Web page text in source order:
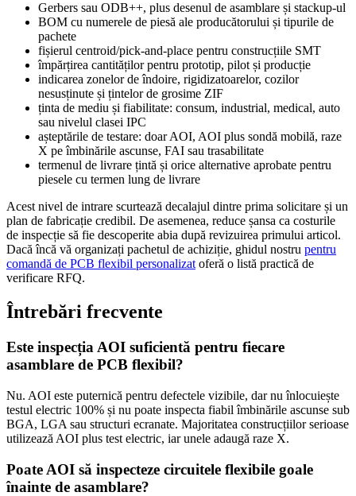
Gerbers sau ODB++, plus desenul de asamblare și stackup-ul
BOM cu numerele de piesă ale producătorului și tipurile de
pachete
fișierul centroid/pick-and-place pentru construcțiile SMT
împărțirea cantităților pentru prototip, pilot și producție
indicarea zonelor de îndoire, rigidizatoarelor, cozilor
nesusținute și țintelor de grosime ZIF
ținta de mediu și fiabilitate: consum, industrial, medical, auto
sau nivelul clasei IPC
așteptările de testare: doar AOI, AOI plus sondă mobilă, raze
X pe îmbinările ascunse, FAI sau trasabilitate
termenul de livrare țintă și orice alternative aprobate pentru
piesele cu termen lung de livrare
Acest nivel de intrare scurtează decalajul dintre prima solicitare și un
plan de fabricație credibil. De asemenea, reduce șansa ca costurile
de inspecție să fie descoperite abia după revizuirea primului articol.
Dacă încă vă organizați pachetul de achiziție, ghidul nostru pentru
comandă de PCB flexibil personalizat oferă o listă practică de
verificare RFQ.
Întrebări frecvente
Este inspecția AOI suficientă pentru fiecare
asamblare de PCB flexibil?
Nu. AOI este puternică pentru defectele vizibile, dar nu înlocuiește
testul electric 100% și nu poate inspecta fiabil îmbinările ascunse sub
BGA, LGA sau structuri ecranate. Majoritatea construcțiilor serioase
utilizează AOI plus test electric, iar unele adaugă raze X.
Poate AOI să inspecteze circuitele flexibile goale
înainte de asamblare?